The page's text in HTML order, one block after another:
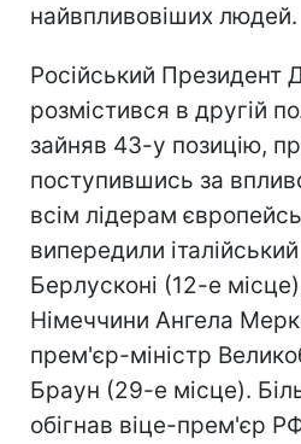
найвпливовіших людей.
Російський
розмістився в другій
зайняв 43-у позицію,
поступившись за
всім лідерам
випередили
Берлусконі (12-е
Німеччини Ангела
прем'єр-міністр
Браун (29-е місце).
обігнав віце-прем'єр